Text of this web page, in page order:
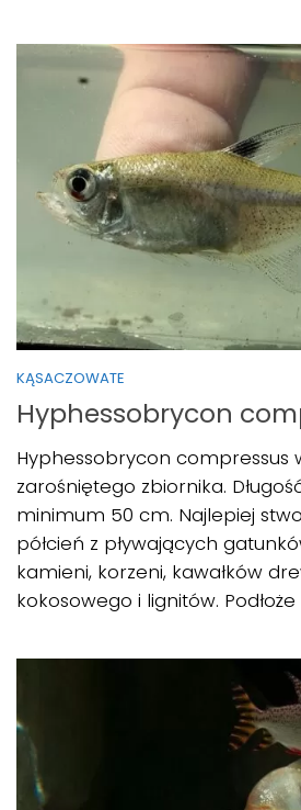
KĄSACZOWATE
Hyphessobrycon
Hyphessobrycon compressus
zarośniętego zbiornika.
minimum 50 cm. Najlepiej
półcień z pływających
kamieni, korzeni, kawałków
kokosowego i lignitów.